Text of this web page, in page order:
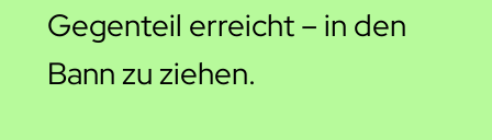
Gegenteil erreicht – in den
Bann zu ziehen.